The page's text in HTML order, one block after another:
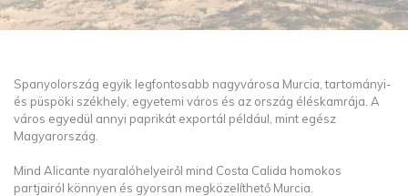
Spanyolország egyik legfontosabb nagyvárosa Murcia, tartományi-
és püspöki székhely, egyetemi város és az ország éléskamrája. A
város egyedül annyi paprikát exportál például, mint egész
Magyarország.
Mind Alicante nyaralóhelyeiről mind Costa Calida homokos
partjairól könnyen és gyorsan megközelíthető Murcia.